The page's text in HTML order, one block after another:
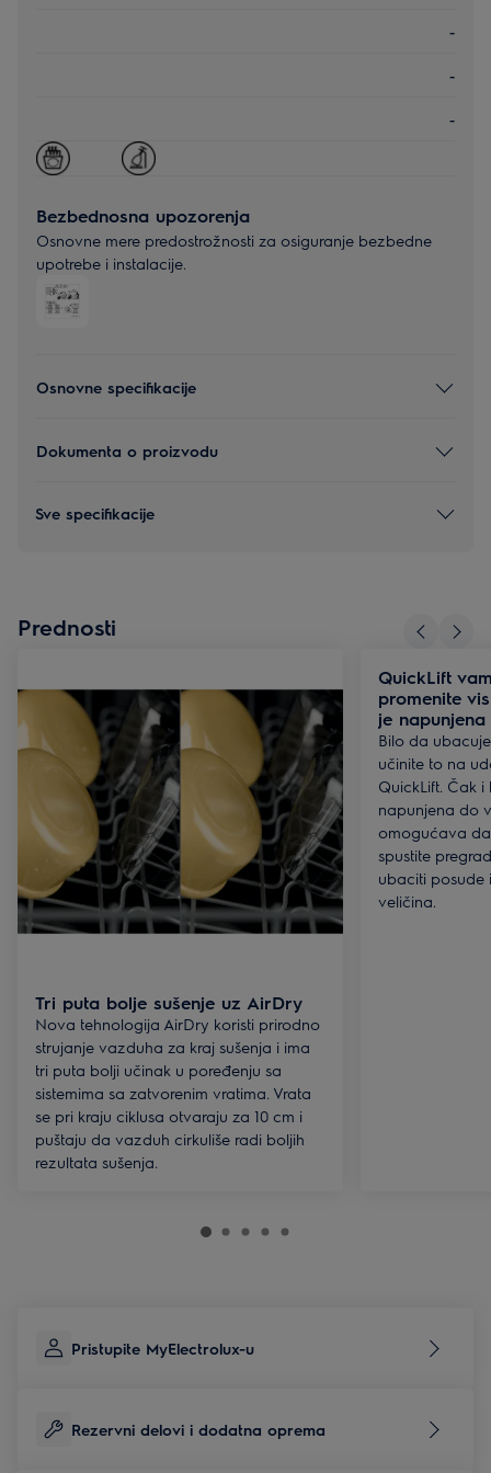
-
-
-
Bezbednosna upozorenja
Osnovne mere predostrožnosti za osiguranje bezbedne
upotrebe i instalacije.
Osnovne specifikacije
Dokumenta o proizvodu
Sve specifikacije
Prednosti
Tri puta bolje sušenje uz AirDry
Nova tehnologija AirDry koristi prirodno
strujanje vazduha za kraj sušenja i ima
tri puta bolji učinak u poređenju sa
sistemima sa zatvorenim vratima. Vrata
se pri kraju ciklusa otvaraju za 10 cm i
puštaju da vazduh cirkuliše radi boljih
rezultata sušenja.
QuickLift
promenite
je
Bilo da
učinite to na
QuickLift. Čak
napunjena do
omogućava
spustite
ubaciti posude
veličina.
Pristupite MyElectrolux-u
Rezervni delovi i dodatna oprema